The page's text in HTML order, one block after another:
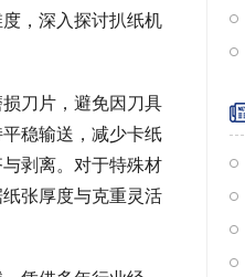
，深入探讨扒纸机
刀片，避免因刀具
稳输送，减少卡纸
剥离。对于特殊材
张厚度与克重灵活